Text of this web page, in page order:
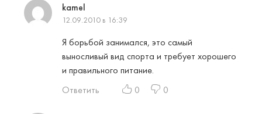
kamel
12.09.2010 в 16:39
Я борьбой занимался, это самый
выносливый вид спорта и требует хорошего
и правильного питание.
Ответить
0 0